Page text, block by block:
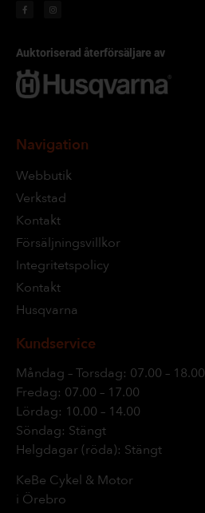
Auktoriserad återförsäljare av
Navigation
Webbutik
Verkstad
Kontakt
Försäljningsvillkor
Integritetspolicy
Kontakt
Husqvarna
Kundservice
Måndag – Torsdag: 07.00 – 18.00
Fredag: 07.00 – 17.00
Lördag: 10.00 – 14.00
Söndag: Stängt
Helgdagar (röda): Stängt
KeBe Cykel & Motor
i Örebro